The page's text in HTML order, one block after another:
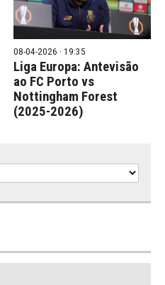
08-04-2026 · 19:35
Liga Europa: Antevisão
ao FC Porto vs
Nottingham Forest
(2025-2026)